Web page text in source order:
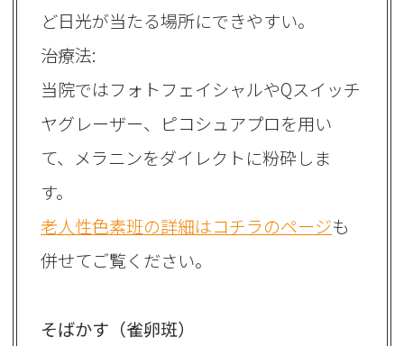
ど日光が当たる場所にできやすい。
治療法:
当院ではフォトフェイシャルやQスイッチ
ヤグレーザー、ピコシュアプロを用い
て、メラニンをダイレクトに粉砕しま
す。
老人性色素班の詳細はコチラのページも
併せてご覧ください。
そばかす（雀卵斑）